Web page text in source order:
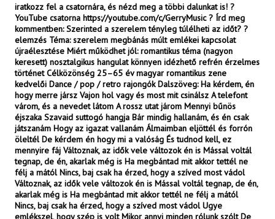
iratkozz fel a csatornára, és nézd meg a többi dalunkat is! ?
YouTube csatorna https://youtube.com/c/GerryMusic ? Írd meg
kommentben: Szerinted a szerelem tényleg túlélheti az időt? ?
elemzés Téma: szerelem megbánás múlt emlékei kapcsolat
újraélesztése Miért működhet jól: romantikus téma (nagyon
keresett) nosztalgikus hangulat könnyen idézhető refrén érzelmes
történet Célközönség 25–65 év magyar romantikus zene
kedvelői Dance / pop / retro rajongók Dalszöveg: Ha kérdem, én
hogy merre jársz Vajon hol vagy és most mit csinálsz A telefont
várom, és a nevedet látom A rossz utat járom Mennyi bűnös
éjszaka Szavaid suttogó hangja Bár mindig hallanám, és én csak
játszanám Hogy az igazat vallanám Álmaimban eljöttél és forrón
öleltél De kérdem én hogy mi a valóság És tudnod kell, ez
mennyire fáj Változnak, az idők vele változok én is Mással voltál
tegnap, de én, akarlak még is Ha megbántad mit akkor tettél ne
félj a mától Nincs, baj csak ha érzed, hogy a szíved most vádol
Változnak, az idők vele változok én is Mással voltál tegnap, de én,
akarlak még is Ha megbántad mit akkor tettél ne félj a mától
Nincs, baj csak ha érzed, hogy a szíved most vádol Ugye
emlékszel, hogy szép is volt Mikor annyi minden rólunk szólt De